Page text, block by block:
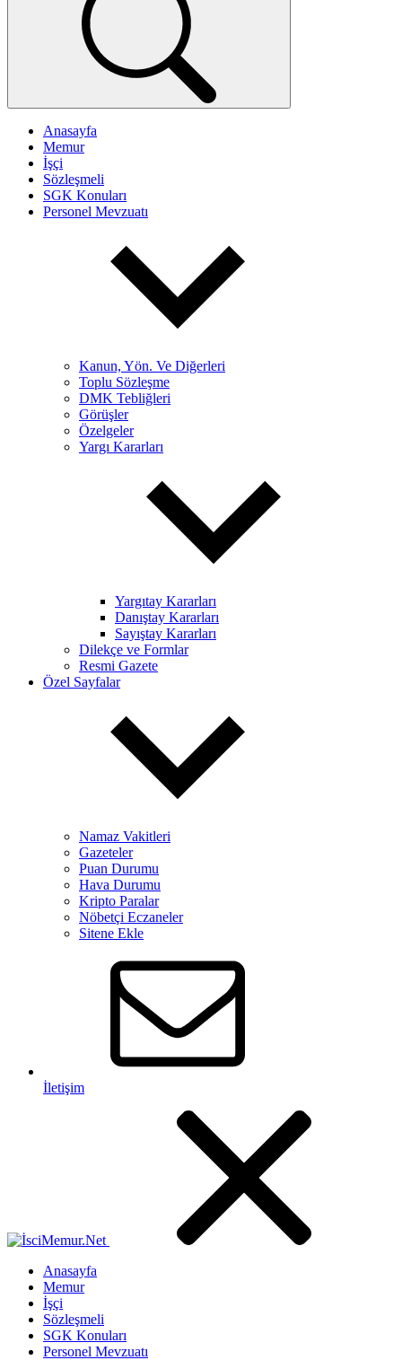
Anasayfa
Memur
İşçi
Sözleşmeli
SGK Konuları
Personel Mevzuatı
Kanun, Yön. Ve Diğerleri
Toplu Sözleşme
DMK Tebliğleri
Görüşler
Özelgeler
Yargı Kararları
Yargıtay Kararları
Danıştay Kararları
Sayıştay Kararları
Dilekçe ve Formlar
Resmi Gazete
Özel Sayfalar
Namaz Vakitleri
Gazeteler
Puan Durumu
Hava Durumu
Kripto Paralar
Nöbetçi Eczaneler
Sitene Ekle
İletişim
Anasayfa
Memur
İşçi
Sözleşmeli
SGK Konuları
Personel Mevzuatı